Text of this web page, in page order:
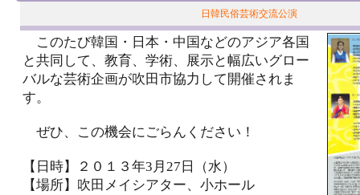
日韓民俗芸術交流公演
このたび韓国・日本・中国などのアジア各国
と共同して、教育、学術、展示と幅広いグロー
バルな芸術企画が吹田市協力して開催されま
す。
ぜひ、この機会にごらんください！
【日時】２０１３年3月27日（水）
【場所】吹田メイシアター、小ホール